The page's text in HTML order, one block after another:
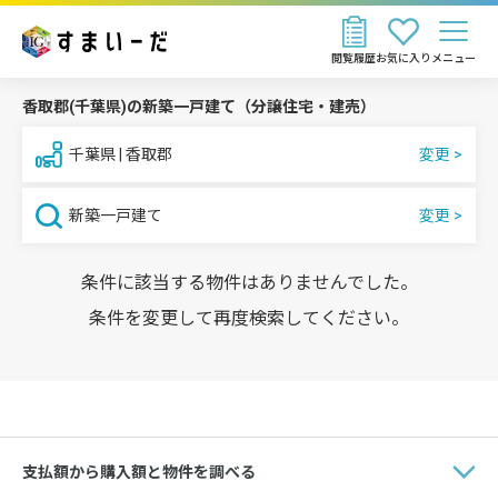
お気に入り
閲覧履歴 メニュー
香取郡(千葉県)の新築一戸建て（分譲住宅・建売）
千葉県 | 香取郡
新築一戸建て
条件に該当する物件はありませんでした。
条件を変更して再度検索してください。
支払額から購入額と物件を調べる